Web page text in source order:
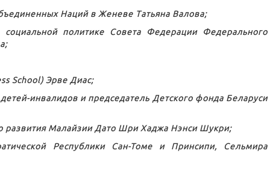
Наций в Женеве Татьяна Валова;
политике Совета Федерации Федерального
School) Эрве Диас;
инвалидов и председатель Детского фонда Беларуси
Малайзии Дато Шри Хаджа Нэнси Шукри;
Республики Сан-Томе и Принсипи, Сельмира